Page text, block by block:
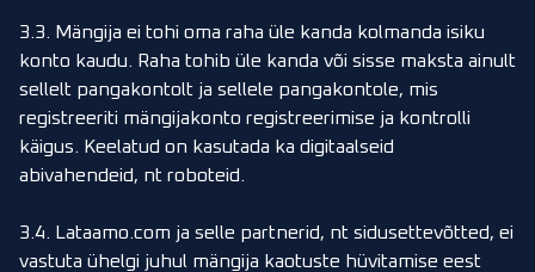
3.3. Mängija ei tohi oma raha üle kanda kolmanda isiku
konto kaudu. Raha tohib üle kanda või sisse maksta ainult
sellelt pangakontolt ja sellele pangakontole, mis
registreeriti mängijakonto registreerimise ja kontrolli
käigus. Keelatud on kasutada ka digitaalseid
abivahendeid, nt roboteid.
3.4. Lataamo.com ja selle partnerid, nt sidusettevõtted, ei
vastuta ühelgi juhul mängija kaotuste hüvitamise eest